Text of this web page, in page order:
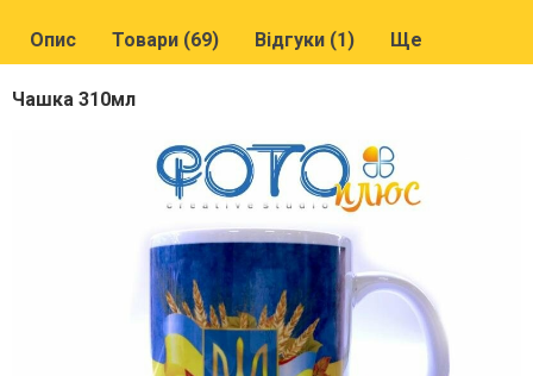
Опис Товари (69) Відгуки (1) Ще
Чашка 310мл